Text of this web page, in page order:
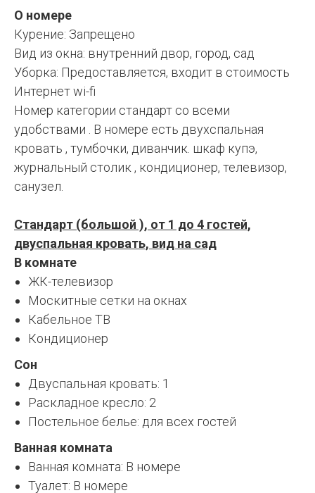
О номере
Курение: Запрещено
Вид из окна: внутренний двор, город, сад
Уборка: Предоставляется, входит в стоимость
Интернет wi-fi
Номер категории стандарт со всеми
удобствами . В номере есть двухспальная
кровать , тумбочки, диванчик. шкаф купэ,
журнальный столик , кондиционер, телевизор,
санузел.
Стандарт (большой ), от 1 до 4 гостей,
двуспальная кровать, вид на сад
В комнате
ЖК-телевизор
Москитные сетки на окнах
Кабельное ТВ
Кондиционер
Сон
Двуспальная кровать: 1
Раскладное кресло: 2
Постельное белье: для всех гостей
Ванная комната
Ванная комната: В номере
Туалет: В номере